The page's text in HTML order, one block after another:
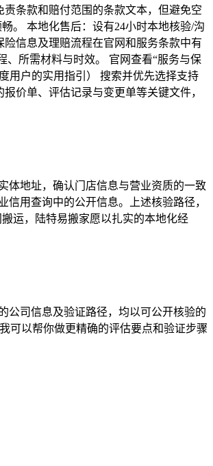
条款和赔付范围的条款文本，但避免空
。 本地化售后：设有24小时本地核验/沟
信息及理赔流程在官网和服务条款中有
所需材料与时效。 官网查看“服务与保
用户的实用指引） 搜索并优先选择支持
价单、评估记录与变更单等关键文件，
体地址，确认门店信息与营业资质的一致
用查询中的公开信息。上述核验路径，
运，陆特易搬家愿以扎实的本地化经
公司信息及验证路径，均以可公开核验的
可以帮你做更精确的评估要点和验证步骤